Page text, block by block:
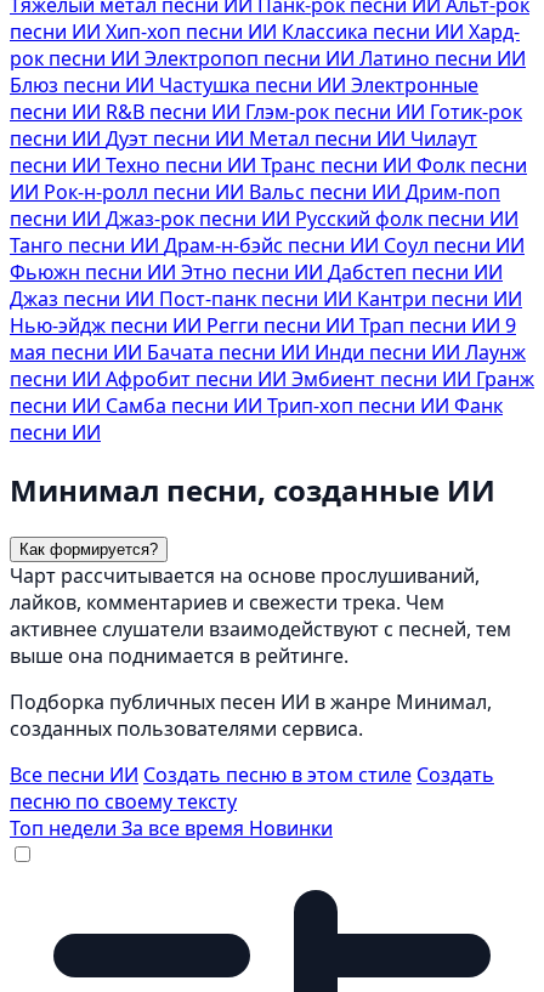
песни ИИ Хип-хоп песни ИИ Классика песни ИИ Хард-
рок песни ИИ Электропоп песни ИИ Латино песни ИИ
Блюз песни ИИ Частушка песни ИИ Электронные
песни ИИ R&B песни ИИ Глэм-рок песни ИИ Готик-рок
песни ИИ Дуэт песни ИИ Метал песни ИИ Чилаут
песни ИИ Техно песни ИИ Транс песни ИИ Фолк песни
ИИ Рок-н-ролл песни ИИ Вальс песни ИИ Дрим-поп
песни ИИ Джаз-рок песни ИИ Русский фолк песни ИИ
Танго песни ИИ Драм-н-бэйс песни ИИ Соул песни ИИ
Фьюжн песни ИИ Этно песни ИИ Дабстеп песни ИИ
Джаз песни ИИ Пост-панк песни ИИ Кантри песни ИИ
Нью-эйдж песни ИИ Регги песни ИИ Трап песни ИИ 9
мая песни ИИ Бачата песни ИИ Инди песни ИИ Лаунж
песни ИИ Афробит песни ИИ Эмбиент песни ИИ Гранж
песни ИИ Самба песни ИИ Трип-хоп песни ИИ Фанк
песни ИИ
Минимал песни, созданные ИИ
Как формируется?
Чарт рассчитывается на основе прослушиваний,
лайков, комментариев и свежести трека. Чем
активнее слушатели взаимодействуют с песней, тем
выше она поднимается в рейтинге.
Подборка публичных песен ИИ в жанре Минимал,
созданных пользователями сервиса.
Все песни ИИ Создать песню в этом стиле Создать
песню по своему тексту
Топ недели За все время Новинки